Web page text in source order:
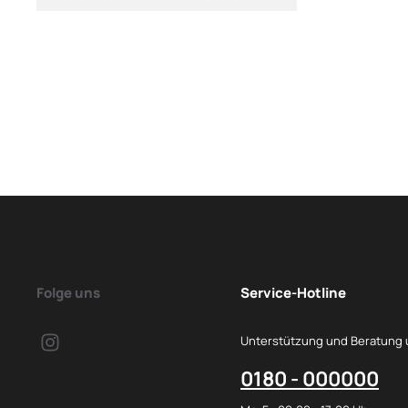
Folge uns Service-Hotline
Unterstützung und Beratung
0180 - 000000